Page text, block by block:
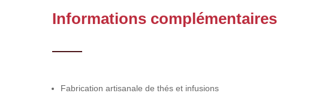
Informations complémentaires
Fabrication artisanale de thés et infusions